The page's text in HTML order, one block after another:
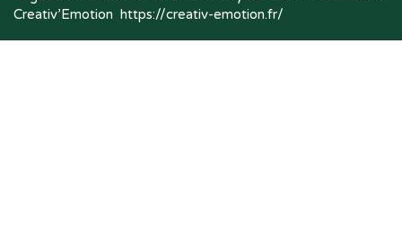
Creativ’Emotion https://creativ-emotion.fr/